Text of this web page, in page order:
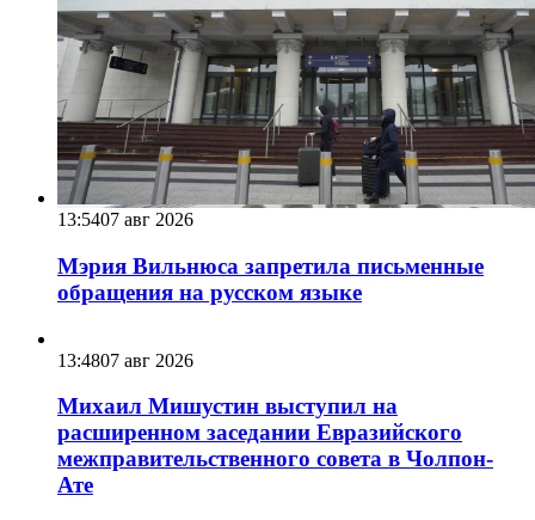
13:5407 авг 2026
Мэрия Вильнюса запретила письменные
обращения на русском языке
13:4807 авг 2026
Михаил Мишустин выступил на
расширенном заседании Евразийского
межправительственного совета в Чолпон-
Ате